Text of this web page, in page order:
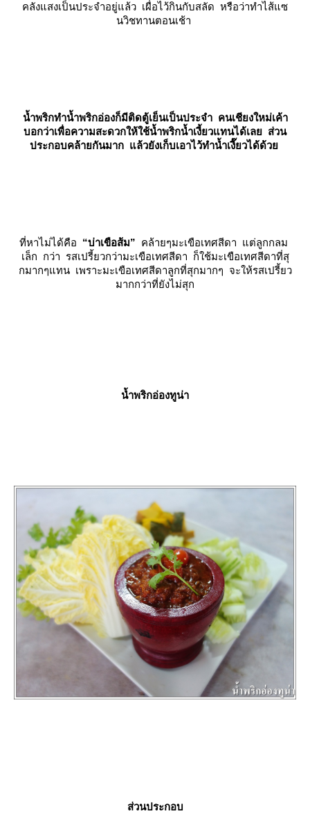
คลังแสงเป็นประจำอยู่แล้ว เผื่อไว้กินกับสลัด หรือว่าทำไส้แซ
นวิชทานตอนเช้า
น้ำพริกทำน้ำพริกอ่องก็มีติดตู้เย็นเป็นประจำ คนเชียงใหม่เค้า
บอกว่าเพื่อความสะดวกให้ใช้น้ำพริกน้ำเงี้ยวแทนได้เล ส่วน
ประกอบคล้ายกันมาก แล้วยังเก็บเอาไว้ทำน้ำเงี๊ยวได้ด้ว
ที่หาไม่ได้คือ “บ่าเขือส้ม” คล้ายๆมะเขือเทศสีดา แต่ลูกกลม
เล็ก กว่า รสเปรี้ยวกว่ามะเขือเทศสีดา ก็ใช้มะเขือเทศสีดาที่สุ
กมากๆแทน เพราะมะเขือเทศสีดาลูกที่สุกมากๆ จะให้รสเปรี้ยว
มากกว่าที่ยังไม่สุก
น้ำพริกอ่องทูน่า
ส่วนประกอบ